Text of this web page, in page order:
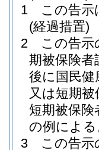
1
この告示
(経過措置)
2
この告示
期被保険
後に国民
又は短期
短期被保
の例による
3
この告